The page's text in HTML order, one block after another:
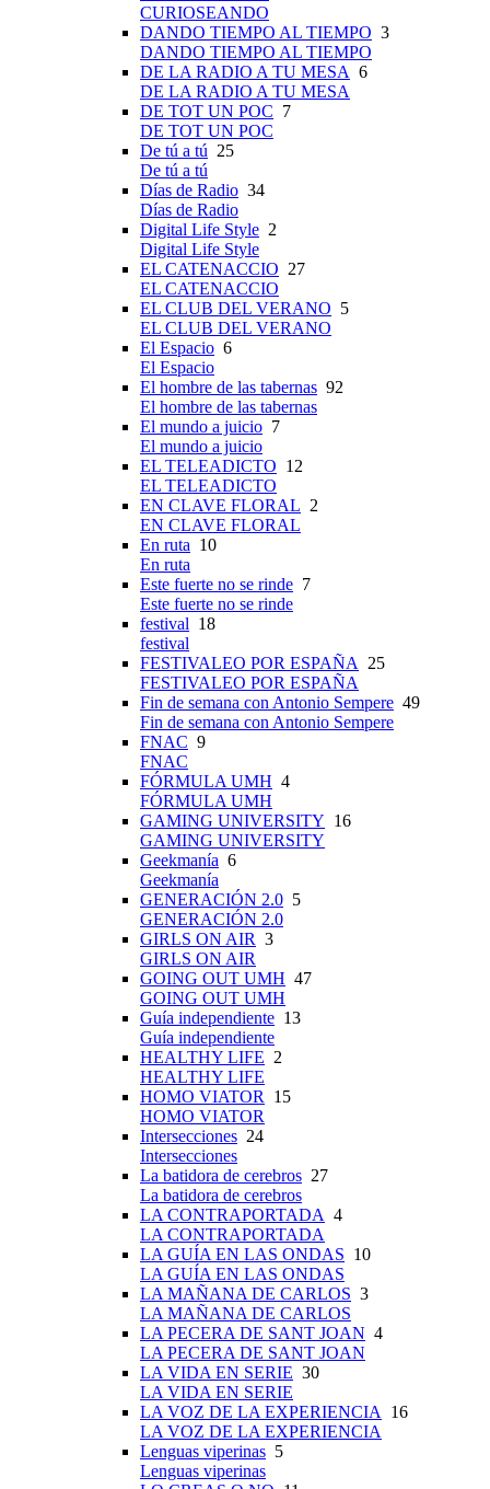
CURIOSEANDO
DANDO TIEMPO AL TIEMPO 3
DANDO TIEMPO AL TIEMPO
DE LA RADIO A TU MESA 6
DE LA RADIO A TU MESA
DE TOT UN POC 7
DE TOT UN POC
De tú a tú 25
De tú a tú
Días de Radio 34
Días de Radio
Digital Life Style 2
Digital Life Style
EL CATENACCIO 27
EL CATENACCIO
EL CLUB DEL VERANO 5
EL CLUB DEL VERANO
El Espacio 6
El Espacio
El hombre de las tabernas 92
El hombre de las tabernas
El mundo a juicio 7
El mundo a juicio
EL TELEADICTO 12
EL TELEADICTO
EN CLAVE FLORAL 2
EN CLAVE FLORAL
En ruta 10
En ruta
Este fuerte no se rinde 7
Este fuerte no se rinde
festival 18
festival
FESTIVALEO POR ESPAÑA
25
FESTIVALEO POR ESPAÑA
Fin de semana con Antonio Sempere 49
Fin de semana con Antonio Sempere
FNAC 9
FNAC
FÓRMULA UMH 4
FÓRMULA UMH
GAMING UNIVERSITY 16
GAMING UNIVERSITY
Geekmanía 6
Geekmanía
GENERACIÓN 2.0 5
GENERACIÓN 2.0
GIRLS ON AIR 3
GIRLS ON AIR
GOING OUT UMH 47
GOING OUT UMH
Guía independiente 13
Guía independiente
HEALTHY LIFE 2
HEALTHY LIFE
HOMO VIATOR
15
HOMO VIATOR
Intersecciones 24
Intersecciones
La batidora de cerebros 27
La batidora de cerebros
LA CONTRAPORTADA 4
LA CONTRAPORTADA
LA GUÍA EN LAS ONDAS 10
LA GUÍA EN LAS ONDAS
LA MAÑANA DE CARLOS 3
LA MAÑANA DE CARLOS
LA PECERA DE SANT JOAN 4
LA PECERA DE SANT JOAN
LA VIDA EN SERIE 30
LA VIDA EN SERIE
LA VOZ DE LA EXPERIENCIA
16
LA VOZ DE LA EXPERIENCIA
Lenguas viperinas 5
Lenguas viperinas